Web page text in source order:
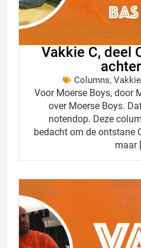
Vakkie C, deel
Columns,
Voor Moerse Boys, door
over Moerse Boys.
notendop. Deze
bedacht om de ontstane
maar